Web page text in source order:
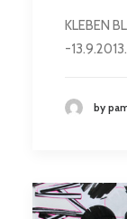
KLEBEN
-
by